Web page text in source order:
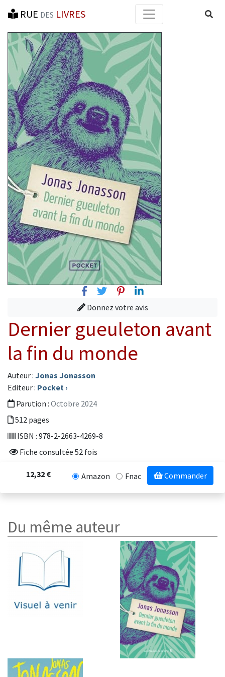
RUE DES LIVRES
FacebookTwitterPinterest
Linkedin
Donnez votre avis
Dernier gueuleton avant
la fin du monde
Auteur : Jonas Jonasson
Editeur : Pocket ›
Parution : Octobre 2024
512 pages
ISBN : 978-2-2663-4269-8
Fiche consultée 52 fois
12,32 € Amazon Fnac Commander
Du même auteur